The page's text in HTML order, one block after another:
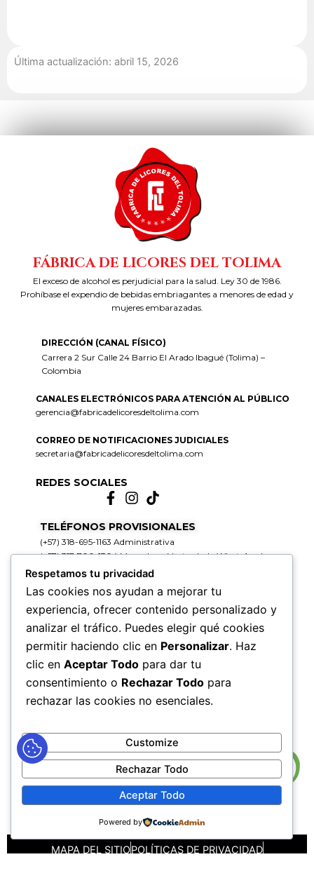
Última actualización: abril 15, 2026
FÁBRICA DE LICORES DEL TOLIMA
El exceso de alcohol es perjudicial para la salud. Ley 30 de 1986.
Prohíbase el expendio de bebidas embriagantes a menores de edad y
mujeres embarazadas.
DIRECCIÓN (CANAL FÍSICO)
Carrera 2 Sur Calle 24 Barrio El Arado Ibagué (Tolima) –
Colombia
CANALES ELECTRÓNICOS PARA ATENCIÓN AL PÚBLICO
gerencia@fabricadelicoresdeltolima.com
CORREO DE NOTIFICACIONES JUDICIALES
secretaria@fabricadelicoresdeltolima.com
REDES SOCIALES
TELÉFONOS PROVISIONALES
(+57) 318-695-1163 Administrativa
(+57) 317-700-1304 Mercadeo y Ventas (solo WhatsApp)
HORARIOS DE ATENCIÓN
Lunes a Jueves de 7:00 AM a 12:00 M y de 2:00 PM a 6:00
PM
Viernes de 7:00 AM a 12:00 M y de 2:00 PM a 5:00 PM
CORRESPONDENCIA
Lunes a Jueves de 7:30 AM a 11:30 AM y de 2:00 PM a 5:00
PM
MAPA DEL SITIOPOLÍTICAS DE PRIVACIDAD
Respetamos tu privacidad
Las cookies nos ayudan a mejorar tu
experiencia, ofrecer contenido personalizado y
analizar el tráfico. Puedes elegir qué cookies
permitir haciendo clic en Personalizar. Haz
clic en Aceptar Todo para dar tu
consentimiento o Rechazar Todo para
rechazar las cookies no esenciales.
Customize
Rechazar Todo
Aceptar Todo
Powered by